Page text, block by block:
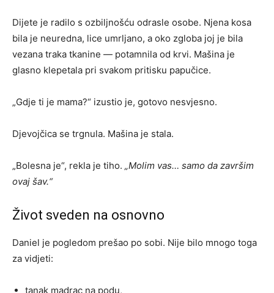
Dijete je radilo s ozbiljnošću odrasle osobe. Njena kosa
bila je neuredna, lice umrljano, a oko zgloba joj je bila
vezana traka tkanine — potamnila od krvi. Mašina je
glasno klepetala pri svakom pritisku papučice.
„Gdje ti je mama?“ izustio je, gotovo nesvjesno.
Djevojčica se trgnula. Mašina je stala.
„Bolesna je“, rekla je tiho. „Molim vas… samo da završim
ovaj šav.“
Život sveden na osnovno
Daniel je pogledom prešao po sobi. Nije bilo mnogo toga
za vidjeti:
tanak madrac na podu,